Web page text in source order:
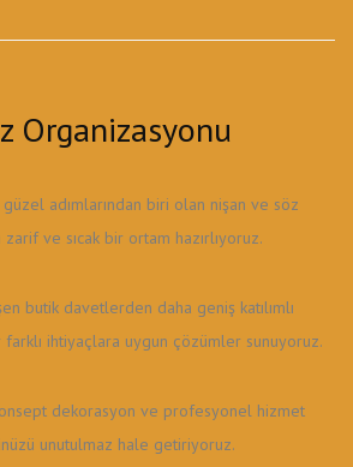
Organizasyonu
adımlarından biri olan nişan ve söz
ve sıcak bir ortam hazırlıyoruz.
butik davetlerden daha geniş katılımlı
ihtiyaçlara uygun çözümler sunuyoruz.
dekorasyon ve profesyonel hizmet
unutulmaz hale getiriyoruz.